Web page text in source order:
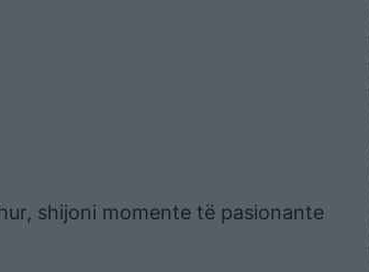
shijoni momente të pasionante